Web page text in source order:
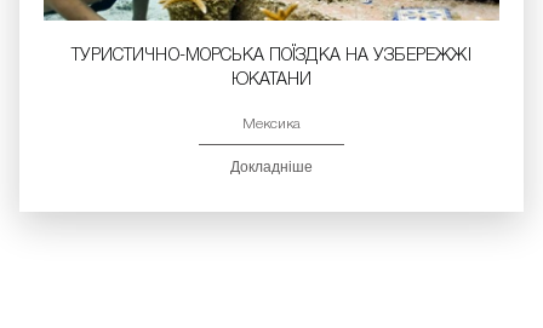
ТУРИСТИЧНО-МОРСЬКА ПОЇЗДКА НА УЗБЕРЕЖЖІ
ЮКАТАНИ
Мексика
Докладніше